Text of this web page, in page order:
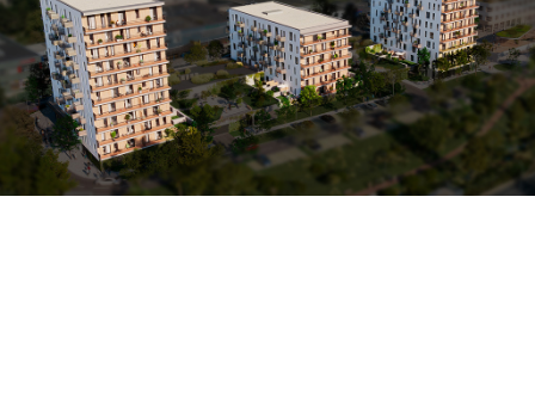
Postup koupě a financování
LOKALITA
CENÍK
Byty